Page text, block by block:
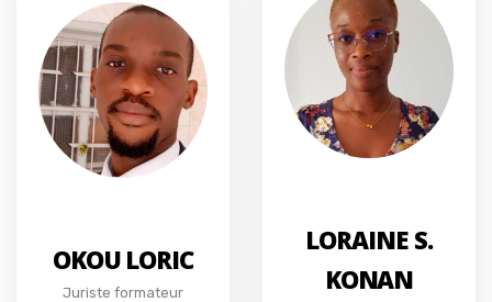
OKOU LORIC
Juriste formateur
LORAINE S.
KONAN